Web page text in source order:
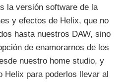
la versión software de la
y efectos de Helix, que no
hasta nuestros DAW, sino
de enamorarnos de los
nuestro home studio, y
Helix para poderlos llevar al